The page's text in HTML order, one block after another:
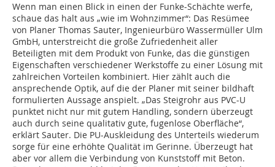
Wenn man einen Blick in einen der Funke-Schächte werfe,
schaue das halt aus „wie im Wohnzimmer“: Das Resümee
von Planer Thomas Sauter, Ingenieurbüro Wassermüller Ulm
GmbH, unterstreicht die große Zufriedenheit aller
Beteiligten mit dem Produkt von Funke, das die günstigen
Eigenschaften verschiedener Werkstoffe zu einer Lösung mit
zahlreichen Vorteilen kombiniert. Hier zählt auch die
ansprechende Optik, auf die der Planer mit seiner bildhaft
formulierten Aussage anspielt. „Das Steigrohr aus PVC-U
punktet nicht nur mit gutem Handling, sondern überzeugt
auch durch seine qualitativ gute, fugenlose Oberfläche“,
erklärt Sauter. Die PU-Auskleidung des Unterteils wiederum
sorge für eine erhöhte Qualität im Gerinne. Überzeugt hat
aber vor allem die Verbindung von Kunststoff mit Beton.